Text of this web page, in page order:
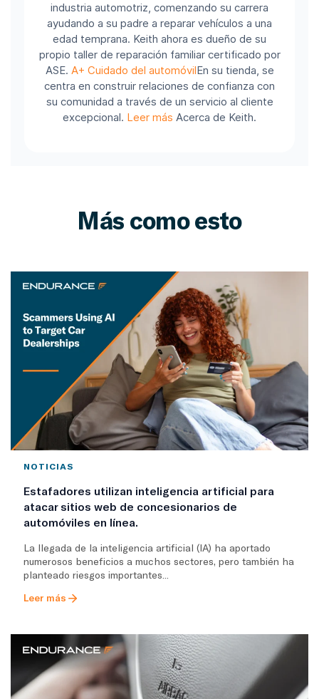
industria automotriz, comenzando su carrera
ayudando a su padre a reparar vehículos a una
edad temprana. Keith ahora es dueño de su
propio taller de reparación familiar certificado por
ASE. A+ Cuidado del automóvilEn su tienda, se
centra en construir relaciones de confianza con
su comunidad a través de un servicio al cliente
excepcional. Leer más Acerca de Keith.
Más como esto
NOTICIAS
Estafadores utilizan inteligencia artificial para
atacar sitios web de concesionarios de
automóviles en línea.
La llegada de la inteligencia artificial (IA) ha aportado
numerosos beneficios a muchos sectores, pero también ha
planteado riesgos importantes...
Leer más